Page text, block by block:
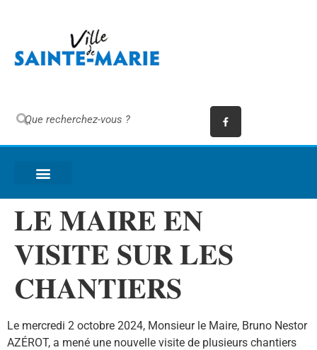
𝐋𝐄 𝐌𝐀𝐈𝐑𝐄 𝐄𝐍
𝐕𝐈𝐒𝐈𝐓𝐄 𝐒𝐔𝐑 𝐋𝐄𝐒
𝐂𝐇𝐀𝐍𝐓𝐈𝐄𝐑𝐒
Le mercredi 2 octobre 2024, Monsieur le Maire, Bruno Nestor
AZÉROT, a mené une nouvelle visite de plusieurs chantiers